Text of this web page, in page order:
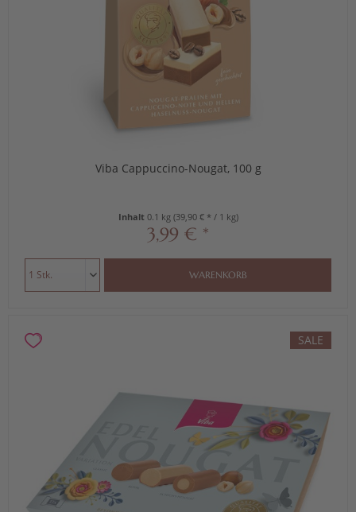
Viba Cappuccino-Nougat, 100 g
Inhalt 0.1 kg (39,90 € * / 1 kg)
3,99 € *
WARENKORB
SALE